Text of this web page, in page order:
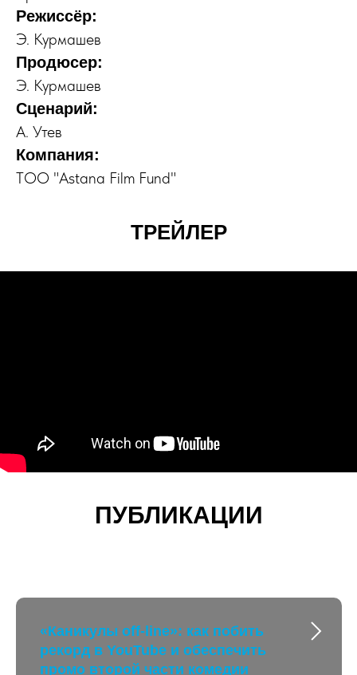
Режиссёр:
Э. Курмашев
Продюсер:
Э. Курмашев
Сценарий:
А. Утев
Компания:
ТОО "Astana Film Fund"
ТРЕЙЛЕР
ПУБЛИКАЦИИ
«Каникулы off-line»: как побить
рекорд в YouTube и обеспечить
промо второй части комедии